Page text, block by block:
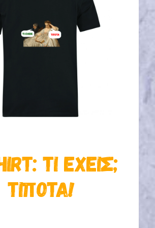
ΤΙ ΈΧΕΙΣ;
ΤΊΠΟΤΑ!